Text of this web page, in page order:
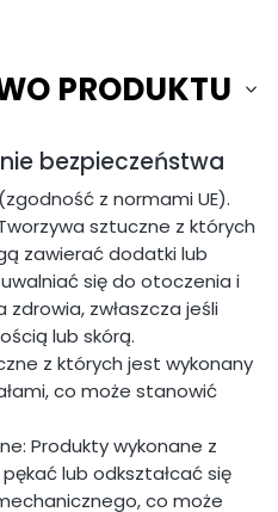
PRODUKTU
bezpieczeństwa
z normami UE).
sztuczne z których
zawierać dodatki lub
się do otoczenia i
zwłaszcza jeśli
lub skórą.
z których jest wykonany
co może stanowić
Produkty wykonane z
lub odkształcać się
co może